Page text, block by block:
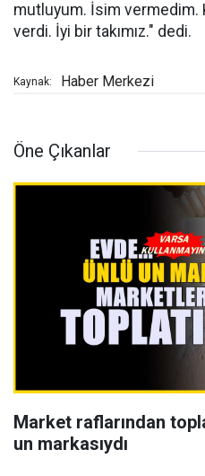
mutluyum. İsim vermedim.
verdi. İyi bir takımız." dedi.
Kaynak: Haber Merkezi
Öne Çıkanlar
Market raflarından
un markasıydı